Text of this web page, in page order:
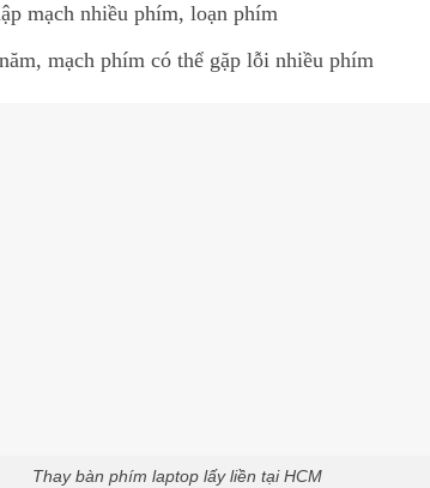
mạch nhiều phím, loạn phím
mạch phím có thể gặp lỗi nhiều phím
Thay bàn phím laptop lấy liền tại HCM